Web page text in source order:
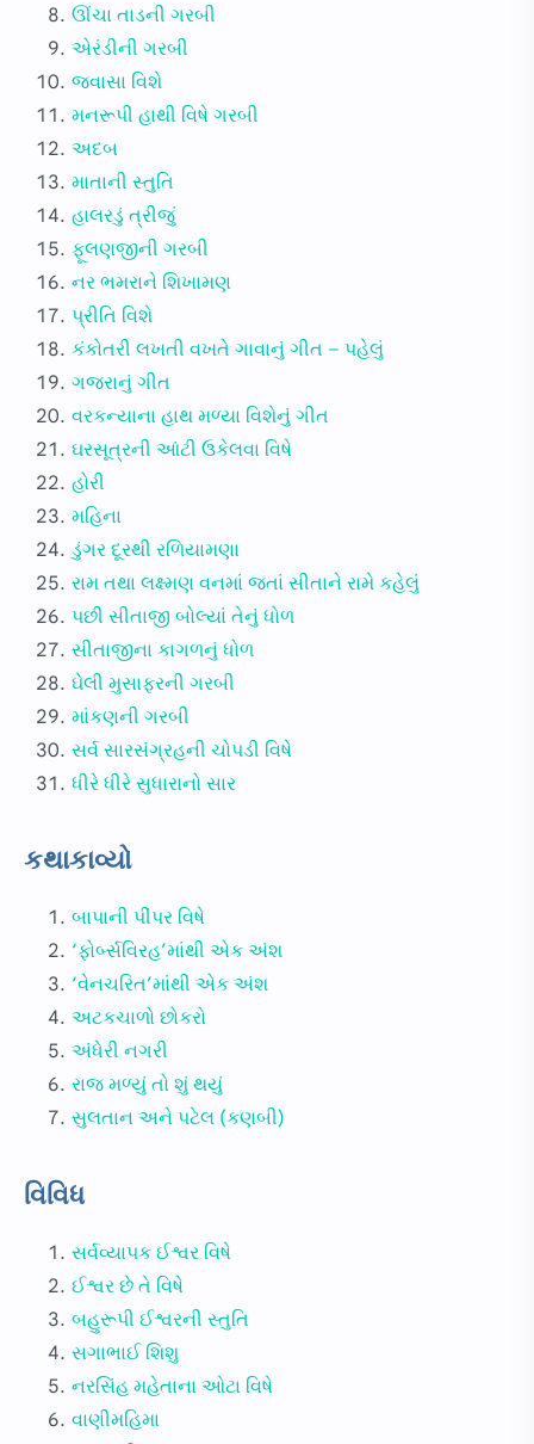
ઊંચા તાડની ગરબી
એરંડીની ગરબી
જ્વાસા વિશે
મનરૂપી હાથી વિષે ગરબી
અદબ
માતાની સ્તુતિ
હાલરડું ત્રીજું
ફૂલણજીની ગરબી
નર ભમરાને શિખામણ
પ્રીતિ વિશે
કંકોતરી લખતી વખતે ગાવાનું ગીત – પહેલું
ગજરાનું ગીત
વરકન્યાના હાથ મળ્યા વિશેનું ગીત
ઘરસૂત્રની આંટી ઉકેલવા વિષે
હોરી
મહિના
ડુંગર દૂરથી રળિયામણા
રામ તથા લક્ષ્મણ વનમાં જતાં સીતાને રામે કહેલું
પછી સીતાજી બોલ્યાં તેનું ધોળ
સીતાજીના કાગળનું ધોળ
ઘેલી મુસાફરની ગરબી
માંકણની ગરબી
સર્વ સારસંગ્રહની ચોપડી વિષે
ધીરે ધીરે સુધારાનો સાર
કથાકાવ્યો
બાપાની પીંપર વિષે
‘ફોર્બ્સવિરહ’માંથી એક અંશ
‘વેનચરિત’માંથી એક અંશ
અટકચાળો છોકરો
અંધેરી નગરી
રાજ મળ્યું તો શું થયું
સુલતાન અને પટેલ (કણબી)
વિવિધ
સર્વવ્યાપક ઈશ્વર વિષે
ઈશ્વર છે તે વિષે
બહુરૂપી ઈશ્વરની સ્તુતિ
સગાભાઈ શિશુ
નરસિંહ મહેતાના ઓટા વિષે
વાણીમહિમા